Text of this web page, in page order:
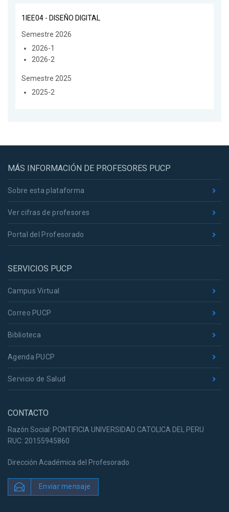
1IEE04 - DISEÑO DIGITAL
Semestre 2026
2026-1
2026-2
Semestre 2025
2025-2
MÁS INFORMACIÓN DE PROFESORES PUCP
Sobre esta plataforma
Ver cifras de profesores
Portal del Profesorado
SERVICIOS PUCP
Campus Virtual
Correo PUCP
Biblioteca
Agenda PUCP
Servicio de Salud
CONTACTO
Razón Social: PONTIFICIA UNIVERSIDAD CATOLICA DEL PERU
RUC: 20155945860
Dirección Académica del Profesorado
Enviar mensaje